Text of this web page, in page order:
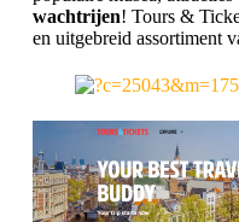
wachtrijen! Tours &
en uitgebreid assortiment